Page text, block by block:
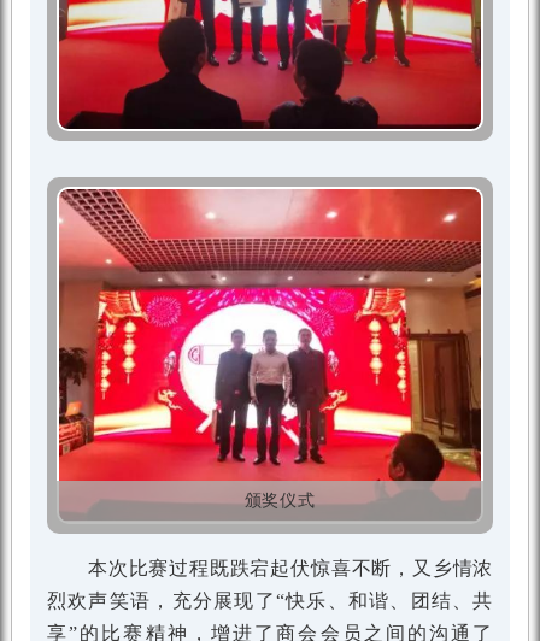
颁奖仪式
本次比赛过程既跌宕起伏惊喜不断，又乡情浓
烈欢声笑语，充分展现了“快乐、和谐、团结、共
享”的比赛精神，增进了商会会员之间的沟通了